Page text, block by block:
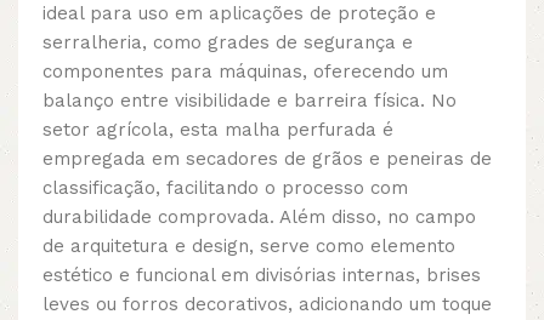
ideal para uso em aplicações de proteção e
serralheria, como grades de segurança e
componentes para máquinas, oferecendo um
balanço entre visibilidade e barreira física. No
setor agrícola, esta malha perfurada é
empregada em secadores de grãos e peneiras de
classificação, facilitando o processo com
durabilidade comprovada. Além disso, no campo
de arquitetura e design, serve como elemento
estético e funcional em divisórias internas, brises
leves ou forros decorativos, adicionando um toque